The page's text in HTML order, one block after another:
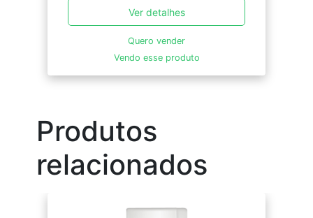
Ver detalhes
Quero vender
Vendo esse produto
Produtos
relacionados